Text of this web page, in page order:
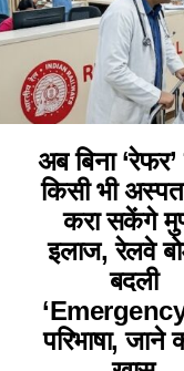
अब बिना ‘रेफर’
किसी भी
करा सकेंगे
इलाज, रेलवे
बदली
परिभाषा, जाने